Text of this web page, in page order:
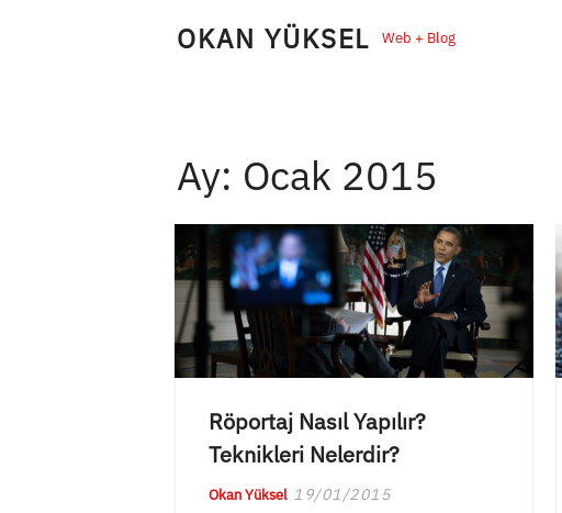
OKAN YÜKSEL Web + Blog
Ay: Ocak 2015
Röportaj Nasıl Yapılır?
Teknikleri Nelerdir?
Okan Yüksel 19/01/2015